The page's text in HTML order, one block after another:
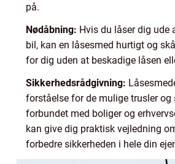
på.
Nødåbning: Hvis du låser dig ude
bil, kan en låsesmed hurtigt og
for dig uden at beskadige låsen
Sikkerhedsrådgivning:
forståelse for de mulige trusler og
forbundet med boliger og
kan give dig praktisk vejledning
forbedre sikkerheden i hele din